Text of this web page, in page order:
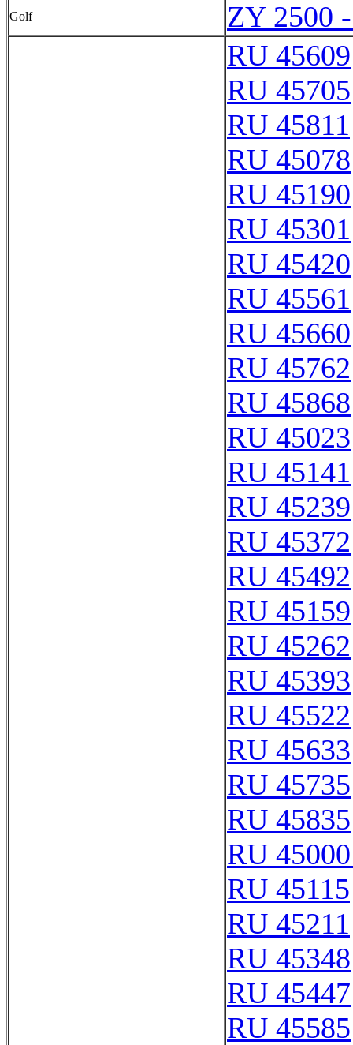
Golf
ZY 2500
RU 45609
RU 45705
RU 45811
RU 45078
RU 45190
RU 45301
RU 45420
RU 45561
RU 45660
RU 45762
RU 45868
RU 45023
RU 45141
RU 45239
RU 45372
RU 45492
RU 45159
RU 45262
RU 45393
RU 45522
RU 45633
RU 45735
RU 45835
RU
RU 45115
RU 45211
RU 45348
RU 45447
RU 45585